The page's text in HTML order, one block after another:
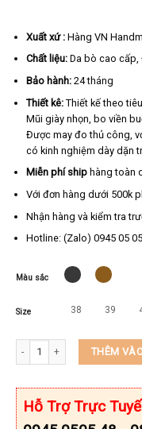
Xuất xứ :Hàng VN
Chất liệu:Da bò cao cấp,
Bảo hành:24 tháng
Thiết kê:Thiết kế theo
Mũi giày nhọn, bo viền
Được may đo thủ công,
có kinh nghiệm dày dặn
Miễn phí shiphàng toàn
Với đơn hàng dưới 500k
Nhận hàng và kiểm tra
Hotline: (Zalo) 0945 05
Màu sắc
Size 38 39
Giày da nam chính hãng cao
THÊM
Hỗ Trợ Trực